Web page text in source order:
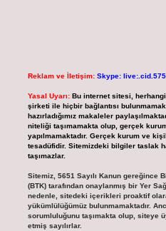
Reklam ve İletişim: Skype:
Yasal Uyarı: Bu internet sitesi,
şirketi ile hiçbir bağlantısı
hazırladığımız makaleler
niteliği taşımamakta olup, gerçek
yapılmamaktadır. Gerçek kurum ve
tesadüfidir. Sitemizdeki bilgiler taslak
taşımazlar.
Sitemiz, 5651 Sayılı Kanun gereğince
(BTK) tarafından onaylanmış bir Yer
nedenle, sitedeki içerikleri proaktif
yükümlülüğümüz bulunmamaktadır.
sorumluluğunu taşımakta olup, siteye
etmiş sayılırlar.